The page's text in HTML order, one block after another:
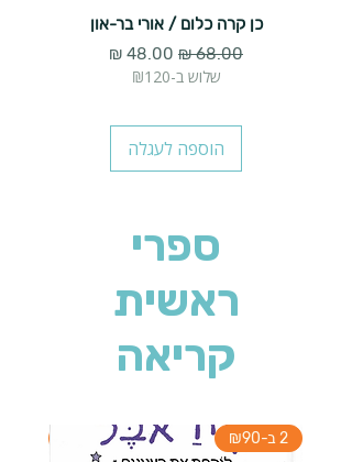
כן קרה כלום / אורי בר-און
מחיר רגיל מחיר מבצע
שלוש ב-₪120
הוספה לעגלה
ספרי
ראשית
קריאה
2 ב-₪90